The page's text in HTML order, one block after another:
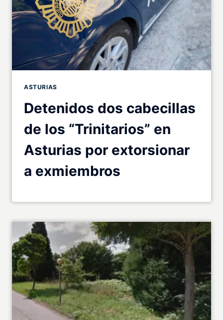
ASTURIAS
Detenidos dos cabecillas
de los “Trinitarios” en
Asturias por extorsionar
a exmiembros